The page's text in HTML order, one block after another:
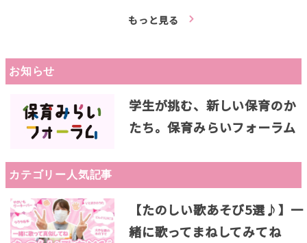
もっと見る
お知らせ
学生が挑む、新しい保育のか
たち。保育みらいフォーラム
カテゴリー人気記事
【たのしい歌あそび5選♪】一
緒に歌ってまねしてみてね